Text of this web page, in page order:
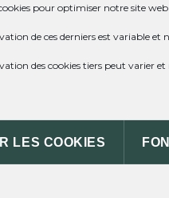
pour optimiser notre site web
de ces derniers est variable et
des cookies tiers peut varier et
LES COOKIES
le salarié brise
peut pas retenir le prix de
assurance <a href="https://